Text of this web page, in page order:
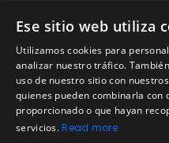
Legal
Condiciones de Servicio
Aviso de privacidad
Política de cookies
Política de devoluciones
Ese sitio web utiliza
Utilizamos cookies para
analizar nuestro tráfico.
uso de nuestro sitio con
quienes pueden combinarla con
proporcionado o que hayan
servicios.Read more